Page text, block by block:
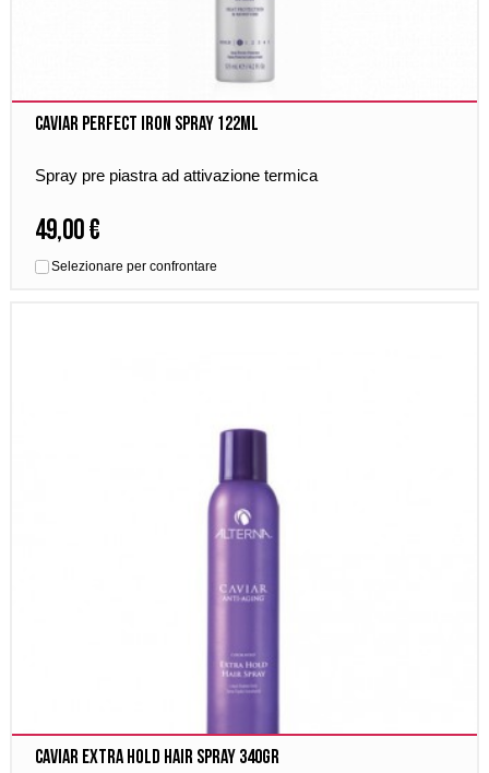
Caviar Perfect Iron Spray 122ml
Spray pre piastra ad attivazione termica
49,00 €
Selezionare per confrontare
Caviar Extra Hold Hair Spray 340gr